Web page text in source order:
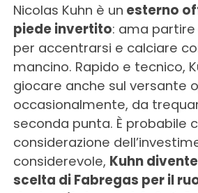
Nicolas Kuhn è un esterno
piede invertito: ama
per accentrarsi e calciare
mancino. Rapido e tecnico,
giocare anche sul versante
occasionalmente, da
seconda punta. È probabile
considerazione
considerevole, Kuhn
scelta di Fabregas per il